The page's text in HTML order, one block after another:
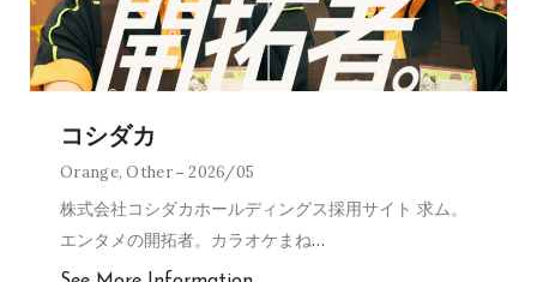
コシダカ
Orange,Other 2026/05
株式会社コシダカホールディングス採用サイト 求ム。
エンタメの開拓者。カラオケまね…